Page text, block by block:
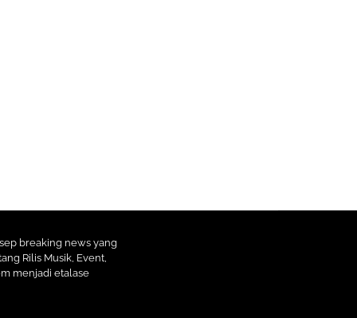
breaking news yang
Rilis Musik, Event,
menjadi etalase